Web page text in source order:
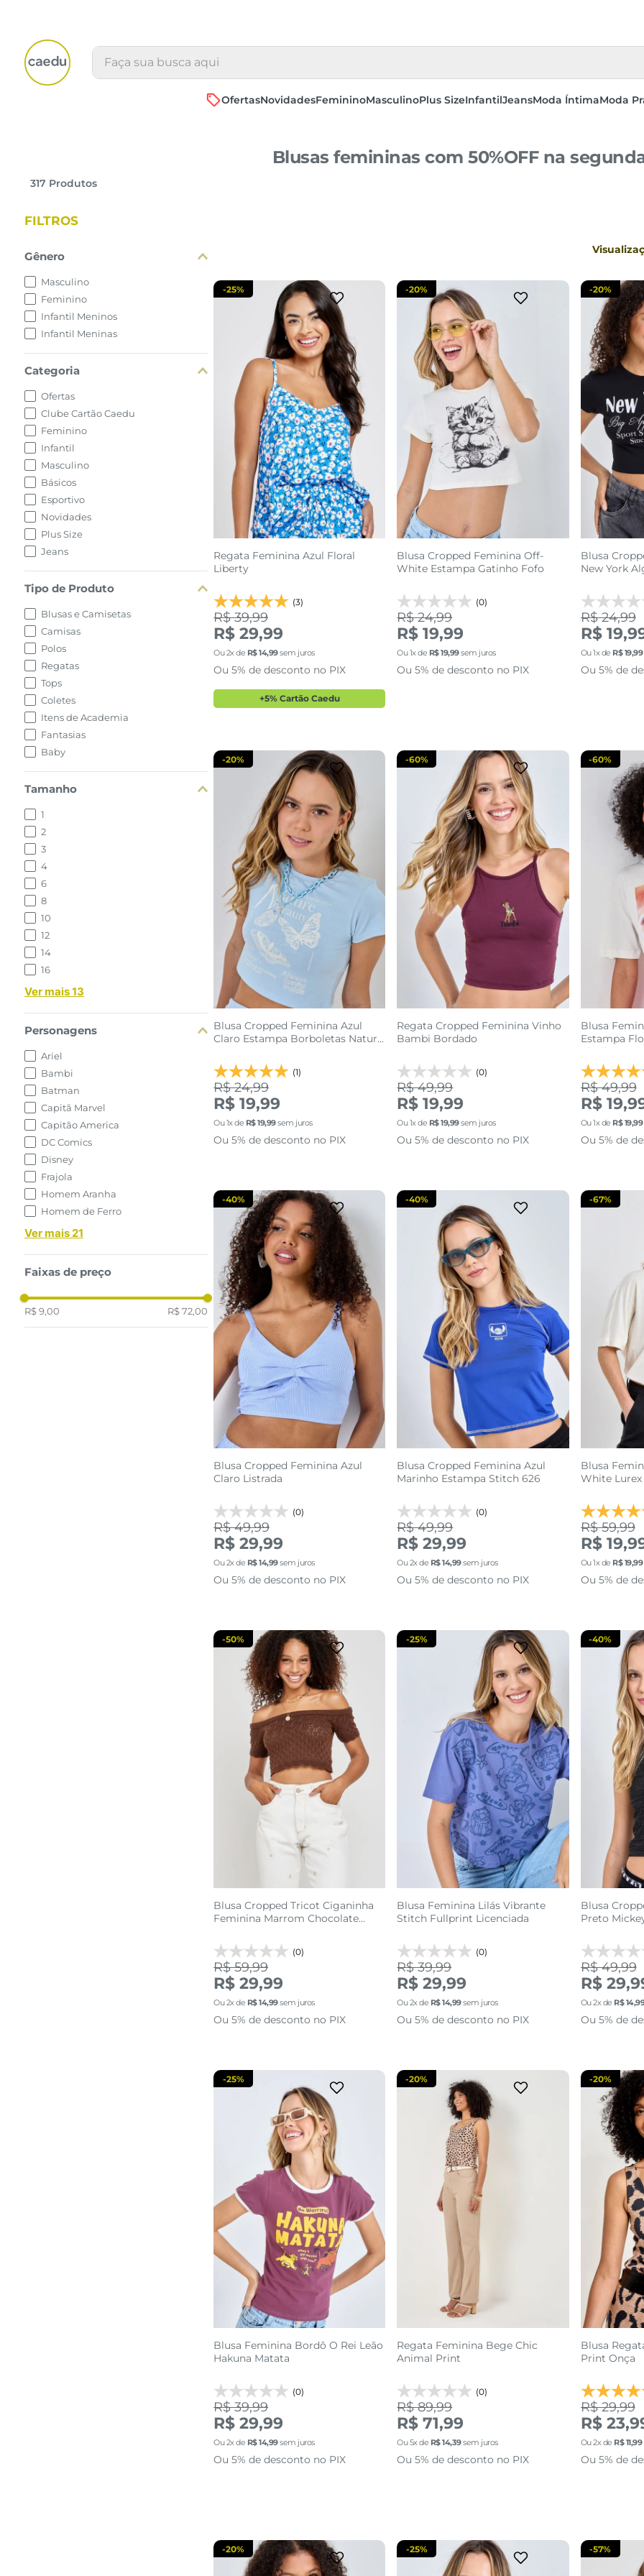
Faça sua busca aqui
OfertasNovidadesFemininoMasculinoPlus SizeInfantilJeansModa ÍntimaModa
Blusas femininas com 50%OFF na
317 Produtos
FILTROS
Gênero
Masculino
Feminino
Infantil Meninos
Infantil Meninas
Categoria
Ofertas
Clube Cartão Caedu
Feminino
Infantil
Masculino
Básicos
Esportivo
Novidades
Plus Size
Jeans
Tipo de Produto
Blusas e Camisetas
Camisas
Polos
Regatas
Tops
Coletes
Itens de Academia
Fantasias
Baby
Tamanho
1
2
3
4
6
8
10
12
14
16
Ver mais 13
Personagens
Ariel
Bambi
Batman
Capitã Marvel
Capitão America
DC Comics
Disney
Frajola
Homem Aranha
Homem de Ferro
Ver mais 21
Faixas de preço
R$ 9,00 R$ 72,00
Regata Feminina Azul Floral
Liberty
(3)
-25%
R$ 39,99
R$ 29,99
Ou2x de R$14,99sem juros
Ou 5% de desconto no PIX
+5% Cartão Caedu
Blusa Cropped Feminina Off-
White Estampa Gatinho Fofo
(0)
-20%
R$ 24,99
R$ 19,99
Ou1x de R$19,99sem juros
Ou 5% de desconto no PIX
Blusa
New York
-20%
R$ 24,99
R$
Ou1x de R$ 19,99
Ou 5% de
G
adicionar a sacola
Blusa Cropped Feminina Azul
Claro Estampa Borboletas Nature
(1)
-20%
R$ 24,99
R$ 19,99
Ou1x de R$19,99sem juros
Ou 5% de desconto no PIX
M
Regata Cropped Feminina Vinho
Bambi Bordado
(0)
-60%
R$ 49,99
R$ 19,99
Ou1x de R$19,99sem juros
Ou 5% de desconto no PIX
P
Blusa
Estampa
Cintilante
-60%
R$ 49,99
R$
Ou1x de R$ 19,99
Ou 5% de
adicionar a sacola
Blusa Cropped Feminina Azul
Claro Listrada
(0)
-40%
R$ 49,99
R$ 29,99
Ou2x de R$14,99sem juros
Ou 5% de desconto no PIX
M
adicionar a sacola
Blusa Cropped Feminina Azul
Marinho Estampa Stitch 626
(0)
-40%
R$ 49,99
R$ 29,99
Ou2x de R$14,99sem juros
Ou 5% de desconto no PIX
Blusa
White Lurex
-67%
R$ 59,99
R$
Ou1x de R$ 19,99
Ou 5% de
M
adicionar a sacola
Blusa Cropped Tricot Ciganinha
Feminina Marrom Chocolate
(0)
-50%
R$ 59,99
R$ 29,99
Ou2x de R$14,99sem juros
Ou 5% de desconto no PIX
adicionar a sacola
Blusa Feminina Lilás Vibrante
Stitch Fullprint Licenciada
(0)
-25%
R$ 39,99
R$ 29,99
Ou2x de R$14,99sem juros
Ou 5% de desconto no PIX
Blusa
Preto
-40%
R$ 49,99
R$
Ou2x de R$ 14,
Ou 5% de
adicionar a sacola
Blusa Feminina Bordô O Rei Leão
Hakuna Matata
(0)
-25%
R$ 39,99
R$ 29,99
Ou2x de R$14,99sem juros
Ou 5% de desconto no PIX
36 38
adicionar a sacola
Regata Feminina Bege Chic
Animal Print
(0)
-20%
R$ 89,99
R$ 71,99
Ou5x de R$14,39sem juros
Ou 5% de desconto no PIX
Blusa
Print Onça
-20%
R$ 29,99
R$
Ou2x de R$ 11,99
Ou 5% de
P M G
-20%
P M
-25% -57%